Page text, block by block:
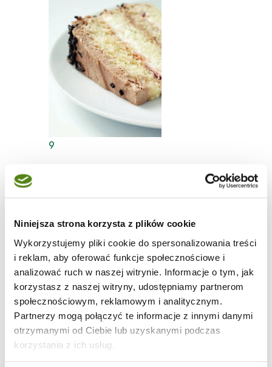
Niniejsza strona korzysta z plików cookie
Wykorzystujemy pliki cookie do spersonalizowania treści
i reklam, aby oferować funkcje społecznościowe i
analizować ruch w naszej witrynie. Informacje o tym, jak
korzystasz z naszej witryny, udostępniamy partnerom
społecznościowym, reklamowym i analitycznym.
Partnerzy mogą połączyć te informacje z innymi danymi
otrzymanymi od Ciebie lub uzyskanymi podczas
korzystania z ich usług.
9
Tort z bitą śmietaną i nutellą
(biszkopt)
Pierwsze urodziny to szczególne święto. Nie , żebym
umniejszała ważności tych kolejnych , ale zawsze te
pierwsze są wyjątkowe. Nie mogło się zatem obejść
bez tortu. Problem polegał na tym , że kompletnie nie
miałam weny do jego zrobienia , co zresztą widać po
dekoracji ;-)
Ciasta i torty
Owoce|
Jajka |
Mąka|